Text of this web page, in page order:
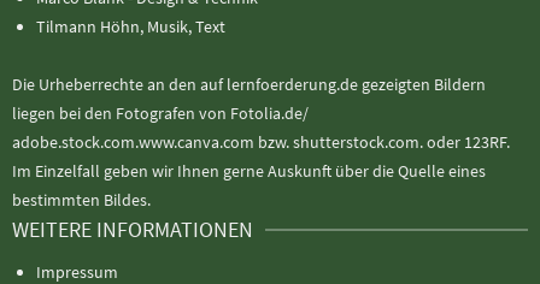
Tilmann Höhn, Musik, Text
Die Urheberrechte an den auf lernfoerderung.de gezeigten Bildern
liegen bei den Fotografen von Fotolia.de/
adobe.stock.com.www.canva.com bzw. shutterstock.com. oder 123RF.
Im Einzelfall geben wir Ihnen gerne Auskunft über die Quelle eines
bestimmten Bildes.
WEITERE INFORMATIONEN
Impressum